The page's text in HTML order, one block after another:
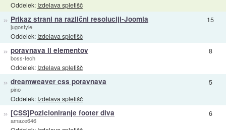
Oddelek: Izdelava spletišč
» Prikaz strani na različni resoluciji-Joomla
jugostyle
Oddelek: Izdelava spletišč
15
» poravnava li elementov
boss-tech
Oddelek: Izdelava spletišč
8
» dreamweaver css poravnava
pino
Oddelek: Izdelava spletišč
5
» [CSS]Pozicioniranje footer diva
amaze646
6